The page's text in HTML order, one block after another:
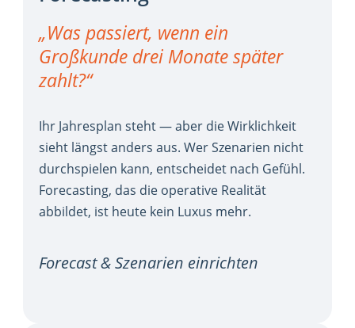
„Was passiert, wenn ein
Großkunde drei Monate später
zahlt?“
Ihr Jahresplan steht — aber die Wirklichkeit
sieht längst anders aus. Wer Szenarien nicht
durchspielen kann, entscheidet nach Gefühl.
Forecasting, das die operative Realität
abbildet, ist heute kein Luxus mehr.
Forecast & Szenarien einrichten